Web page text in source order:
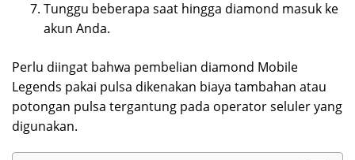
Tunggu beberapa saat hingga diamond masuk ke
akun Anda.
Perlu diingat bahwa pembelian diamond Mobile
Legends pakai pulsa dikenakan biaya tambahan atau
potongan pulsa tergantung pada operator seluler yang
digunakan.